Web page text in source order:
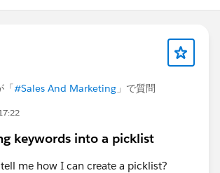
「#Sales And Marketing 」で質問
keywords into a picklist
me how I can create a picklist?